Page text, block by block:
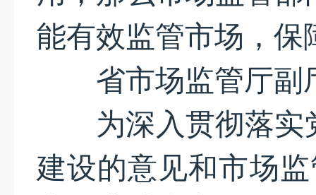
能有效监管市场，
省市场监管厅副
为深入贯彻落实
建设的意见和市场